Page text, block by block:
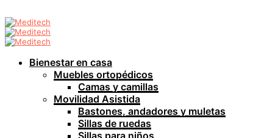
Bienestar en casa
Muebles ortopédicos
Camas y camillas
Movilidad Asistida
Bastones, andadores y muletas
Sillas de ruedas
Sillas para niños